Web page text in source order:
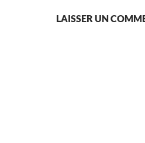
LAISSER UN